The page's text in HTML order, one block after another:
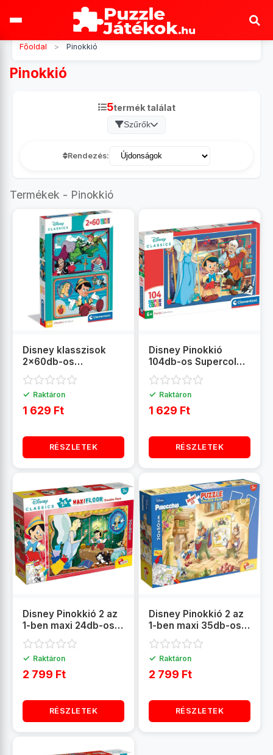
Főoldal > Pinokkió
Pinokkió
5termék találat
Szűrők
Rendezés:
Termékek - Pinokkió
Disney klasszisok
2x60db-os
Supercolor puzzle -
Clementoni
✓ Raktáron
1 629 Ft
RÉSZLETEK
Disney Pinokkió
104db-os Supercolor
puzzle - Clementoni
✓ Raktáron
1 629 Ft
RÉSZLETEK
Disney Pinokkió 2 az
1-ben maxi 24db-os
puzzle és színező
70x50cm - Lisciani
✓ Raktáron
2 799 Ft
RÉSZLETEK
Disney Pinokkió 2 az
1-ben maxi 35db-os
puzzle és színező
70x50cm - Lisciani
✓ Raktáron
2 799 Ft
RÉSZLETEK